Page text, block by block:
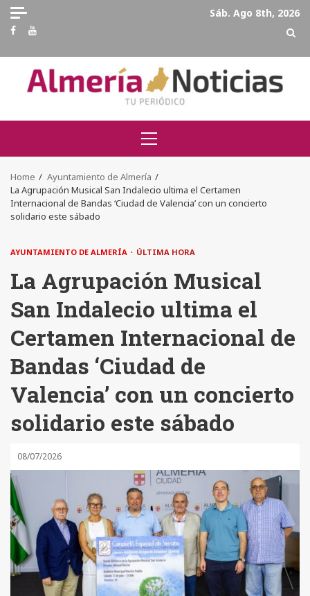
Skip
content
Sáb. Ago 8th, 2026
Facebook
Youtube
Primary
Menu
Home
Ayuntamiento de Almería
La Agrupación Musical San Indalecio ultima el Certamen
Internacional de Bandas ‘Ciudad de Valencia’ con un concierto
solidario este sábado
AYUNTAMIENTO DE ALMERÍA ÚLTIMA HORA
La Agrupación Musical
San Indalecio ultima el
Certamen Internacional de
Bandas ‘Ciudad de
Valencia’ con un concierto
solidario este sábado
08/07/2026